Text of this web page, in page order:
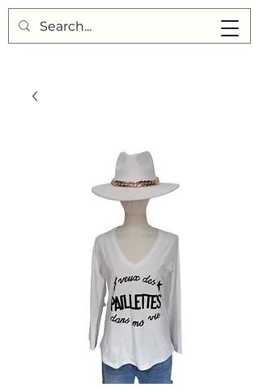
Points de Suture